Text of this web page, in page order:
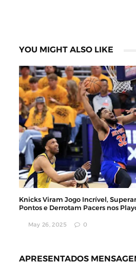
YOU MIGHT ALSO LIKE
Knicks Viram Jogo Incrível,
Pontos e Derrotam Pacers nos
May 26, 2025 0
APRESENTADOS